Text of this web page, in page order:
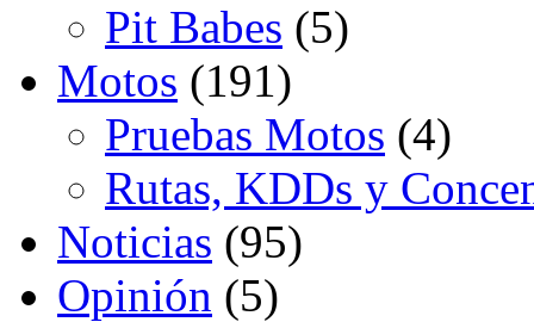
Pit Babes (5)
Motos (191)
Pruebas Motos (4)
Rutas, KDDs y
Noticias (95)
Opinión (5)